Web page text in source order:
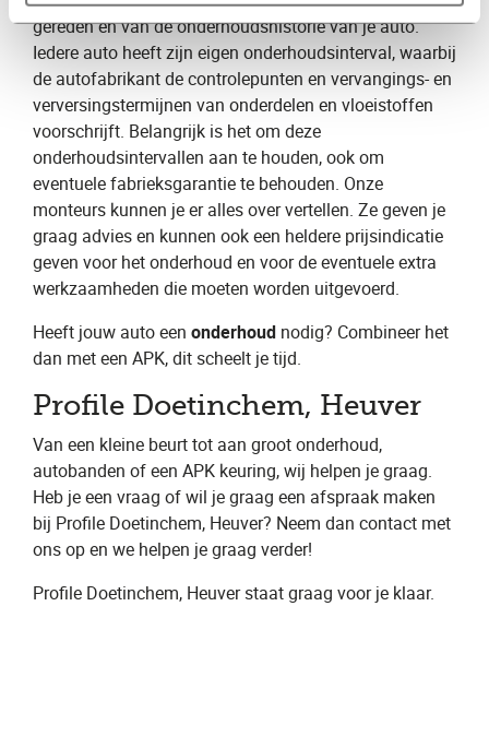
gereden en van de onderhoudshistorie van je auto.
Iedere auto heeft zijn eigen onderhoudsinterval, waarbij
de autofabrikant de controlepunten en vervangings- en
verversingstermijnen van onderdelen en vloeistoffen
voorschrijft. Belangrijk is het om deze
onderhoudsintervallen aan te houden, ook om
eventuele fabrieksgarantie te behouden. Onze
monteurs kunnen je er alles over vertellen. Ze geven je
graag advies en kunnen ook een heldere prijsindicatie
geven voor het onderhoud en voor de eventuele extra
werkzaamheden die moeten worden uitgevoerd.
Heeft jouw auto een onderhoud nodig? Combineer het
dan met een APK, dit scheelt je tijd.
Profile Doetinchem, Heuver
Van een kleine beurt tot aan groot onderhoud,
autobanden of een APK keuring, wij helpen je graag.
Heb je een vraag of wil je graag een ​afspraak​ maken
bij Profile Doetinchem, Heuver​? Neem dan contact met
ons op en we helpen je graag verder!
Profile Doetinchem, Heuver ​staat graag voor je klaar.